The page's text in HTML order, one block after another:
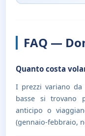
FAQ —
Quanto costa
I prezzi variano
basse si trovano
anticipo o
(gennaio-febbraio,